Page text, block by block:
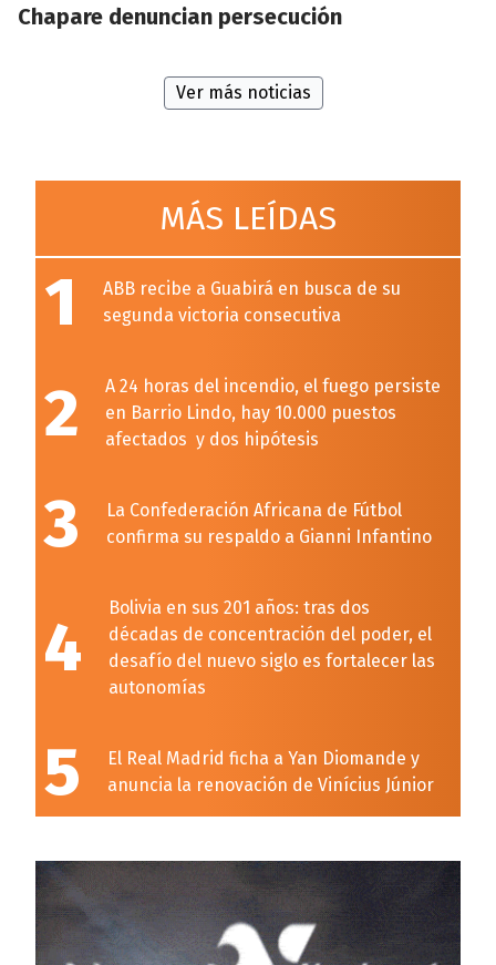
Chapare denuncian persecución
Ver más noticias
MÁS LEÍDAS
1
ABB recibe a Guabirá en busca de su
segunda victoria consecutiva
2
A 24 horas del incendio, el fuego persiste
en Barrio Lindo, hay 10.000 puestos
afectados y dos hipótesis
3
La Confederación Africana de Fútbol
confirma su respaldo a Gianni Infantino
4
Bolivia en sus 201 años: tras dos
décadas de concentración del poder, el
desafío del nuevo siglo es fortalecer las
autonomías
5
El Real Madrid ficha a Yan Diomande y
anuncia la renovación de Vinícius Júnior